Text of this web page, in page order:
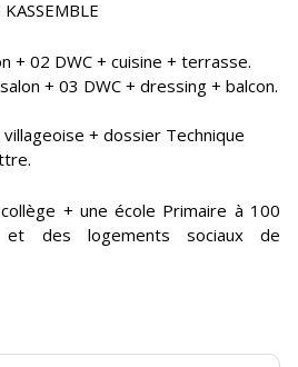
+ 02 DWC + cuisine + terrasse.
+ 03 DWC + dressing + balcon.
+ dossier Technique
+ une école Primaire à 100
des logements sociaux de